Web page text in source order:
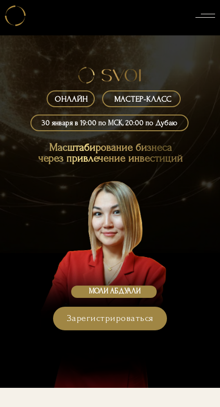
Масштабирование бизнеса
через привлечение инвестиций
МОЛИ АБДУАЛИ
Зарегистрироваться
30 января в 19:00 по МСК, 20:00 по Дубаю
МАСТЕР-КЛАСС
ОНЛАЙН